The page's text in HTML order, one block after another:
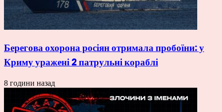
Берегова охорона росіян отримала пробоїни: у
Криму уражені 2 патрульні кораблі
8 години назад